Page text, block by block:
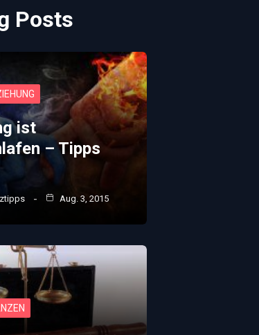
Posts
ist
– Tipps
Aug. 3, 2015